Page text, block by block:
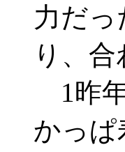
力だ
り、
1昨
かっぱ